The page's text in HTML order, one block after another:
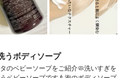
うボディソープ
のベビーソープをご紹介🧼⁡洗いすぎを